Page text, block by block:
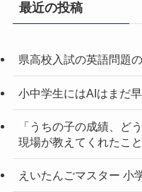
最近の投稿
県高校入試の英語問題
小中学生にはAIはまだ
「うちの子の成績、
現場が教えてくれたこと
えいたんごマスター 小